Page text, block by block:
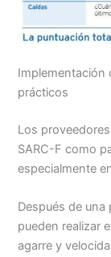
Implementación
prácticos
Los
SARC-F como
especialmente
Después de una
pueden realizar
agarre y